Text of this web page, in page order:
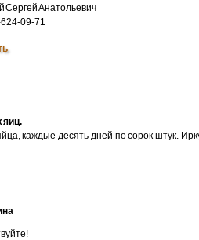
Сергей Анатольевич
09-71
яиц.
каждые десять дней по сорок штук.